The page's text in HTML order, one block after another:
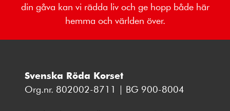
din gåva kan vi rädda liv och ge hopp både här
hemma och världen över.
Svenska Röda Korset
Org.nr. 802002-8711 | BG 900-8004